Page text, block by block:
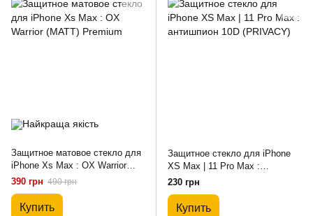
Защитное матовое стекло для
iPhone Xs Max : OX Warrior
(MATT) Premium
390 грн 490 грн
Купить
Защитное стекло для iPhone
XS Max | 11 Pro Max :
антишпион 10D (PRIVACY)
230 грн
Купить